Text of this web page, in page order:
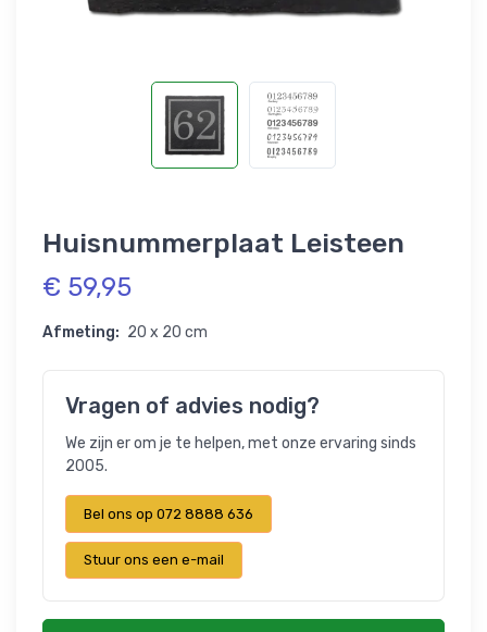
Huisnummerplaat Leisteen
€ 59,95
Afmeting: 20 x 20 cm
Vragen of advies nodig?
We zijn er om je te helpen, met onze ervaring sinds
2005.
Bel ons op 072 8888 636
Stuur ons een e-mail